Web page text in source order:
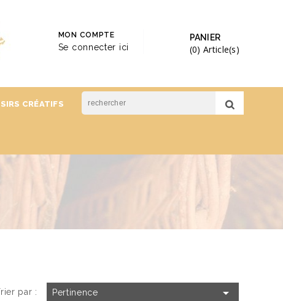
PANIER
(0) Article(s)
MON COMPTE
Se connecter ici
CRÉATIFS
par : Pertinence 